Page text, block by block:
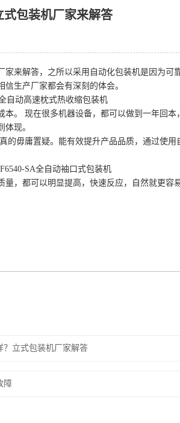
包装机厂家来解答
来解答，之所以采用自动化包装机是因为可
生产厂家都会有深刻的体会。
。 现在很多机器设备，都可以做到一年回本
现。
毋庸置疑。能有效提升产品品质，通过使用
，都可以明显提高，快速反应，自然就更容
？立式包装机厂家解答
障